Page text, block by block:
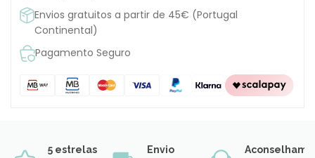
Envios gratuitos a partir de 45€ (Portugal
Continental)
Pagamento Seguro
5 estrelas
Envio